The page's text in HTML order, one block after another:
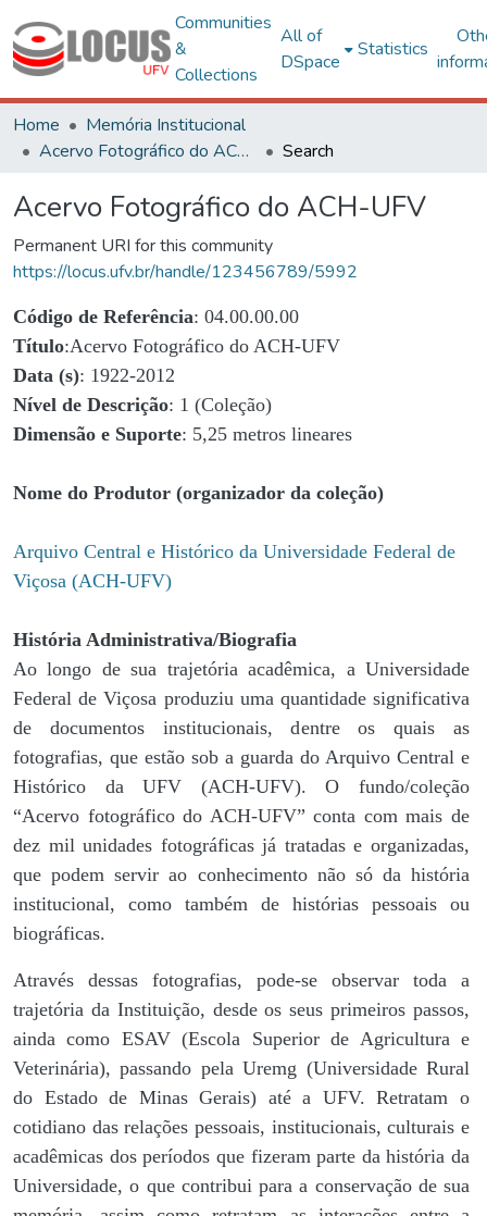
Communities
&
Collections
All of
DSpace
Statistics
Home
Memória Institucional
Acervo Fotográfico do ACH-UFV
Search
Acervo Fotográfico do ACH-UFV
Permanent URI for this community
https://locus.ufv.br/handle/123456789/5992
Código de Referência: 04.00.00.00
Título:Acervo Fotográfico do ACH-UFV
Data (s): 1922-2012
Nível de Descrição: 1 (Coleção)
Dimensão e Suporte: 5,25 metros lineares
Nome do Produtor (organizador da coleção)
Arquivo Central e Histórico da Universidade Federal de
Viçosa (ACH-UFV)
História Administrativa/Biografia
Ao longo de sua trajetória acadêmica, a Universidade
Federal de Viçosa produziu uma quantidade significativa
de documentos institucionais, dentre os quais as
fotografias, que estão sob a guarda do Arquivo Central e
Histórico da UFV (ACH-UFV). O fundo/coleção
“Acervo fotográfico do ACH-UFV” conta com mais de
dez mil unidades fotográficas já tratadas e organizadas,
que podem servir ao conhecimento não só da história
institucional, como também de histórias pessoais ou
biográficas.
Através dessas fotografias, pode-se observar toda a
trajetória da Instituição, desde os seus primeiros passos,
ainda como ESAV (Escola Superior de Agricultura e
Veterinária), passando pela Uremg (Universidade Rural
do Estado de Minas Gerais) até a UFV. Retratam o
cotidiano das relações pessoais, institucionais, culturais e
acadêmicas dos períodos que fizeram parte da história da
Universidade, o que contribui para a conservação de sua